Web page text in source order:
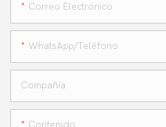
Correo Electrónico
WhatsApp/teléfono
Compañía